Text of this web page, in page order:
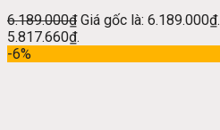
6.189.000₫ Giá gốc là: 6.189.000₫.
5.817.660₫.
-6%